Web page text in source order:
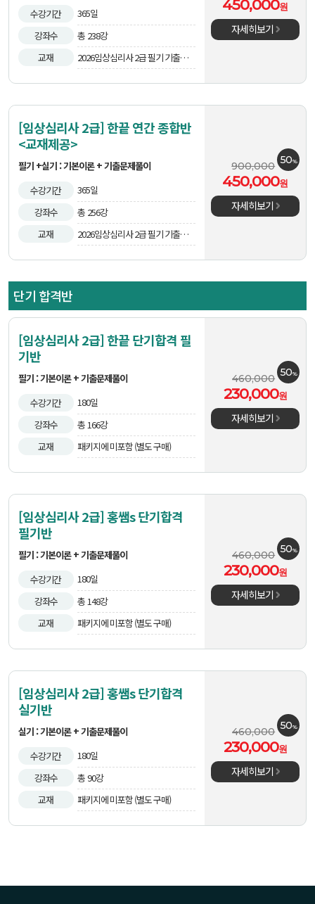
수강기간
365일
강좌수
총 238강
교재
2026임상심리사 2급 필기 기출문제
집외 2권
450,000원
자세히보기
[임상심리사 2급] 한끝 연간 종합반
<교재제공>
필기 +실기 : 기본이론 + 기출문제풀이
수강기간
365일
강좌수
총 256강
교재
2026임상심리사 2급 필기 기출문제
집외 2권
900,000 50%
450,000원
자세히보기
단기 합격반
[임상심리사 2급] 한끝 단기합격 필
기반
필기 : 기본이론 + 기출문제풀이
수강기간
180일
강좌수
총 166강
교재
패키지에 미포함 (별도 구매)
460,000 50%
230,000원
자세히보기
[임상심리사 2급] 홍쌤s 단기합격
필기반
필기 : 기본이론 + 기출문제풀이
수강기간
180일
강좌수
총 148강
교재
패키지에 미포함 (별도 구매)
460,000 50%
230,000원
자세히보기
[임상심리사 2급] 홍쌤s 단기합격
실기반
실기 : 기본이론 + 기출문제풀이
수강기간
180일
강좌수
총 90강
교재
패키지에 미포함 (별도 구매)
460,000 50%
230,000원
자세히보기